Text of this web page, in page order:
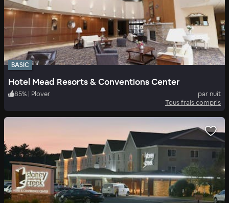
BASIC
Hotel Mead Resorts & Conventions Center
85% | Plover
par nuit
Tous frais compris